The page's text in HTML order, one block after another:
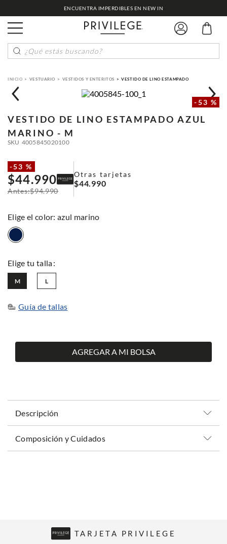
ENCUENTRA IMPERDIBLES EN NEW IN
¿Qué estás buscando?
VESTUARIO VESTIDOS Y ENTERITOS VESTIDO DE LINO ESTAMPADO
-53 %
VESTIDO DE LINO ESTAMPADO AZUL
MARINO - M
SKU 4005845020100
-53 %
$44.990
$94.990
Otras tarjetas
$44.990
: azul marino
L
M
Guía de tallas
AGREGAR A MI BOLSA
Descripción
Composición y Cuidados
TARJETA PRIVILEGE